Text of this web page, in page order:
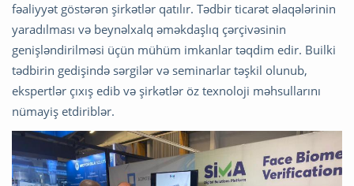
fəaliyyət göstərən şirkətlər qatılır. Tədbir ticarət əlaqələrinin
yaradılması və beynəlxalq əməkdaşlıq çərçivəsinin
genişləndirilməsi üçün mühüm imkanlar təqdim edir. Builki
tədbirin gedişində sərgilər və seminarlar təşkil olunub,
ekspertlər çıxış edib və şirkətlər öz texnoloji məhsullarını
nümayiş etdiriblər.